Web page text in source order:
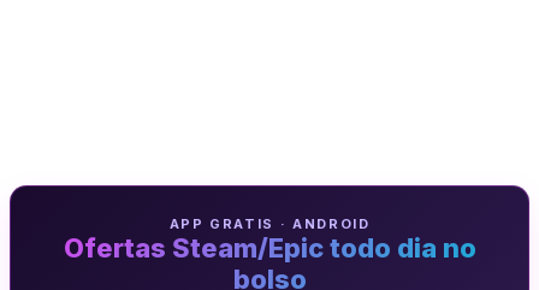
APP GRATIS · ANDROID
Ofertas Steam/Epic todo dia no
bolso